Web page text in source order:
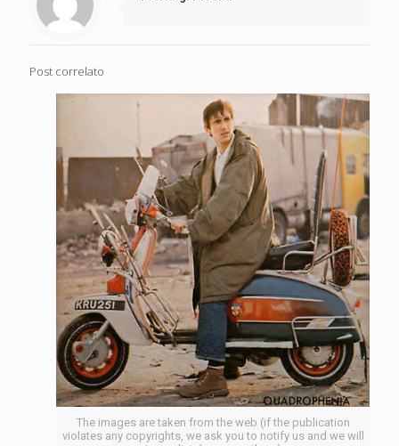
Post correlato
The images are taken from the web (if the publication
violates any copyrights, we ask you to notify us and we will